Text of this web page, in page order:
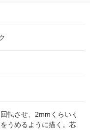
転させ、2mmくらいく
うめるように描く。芯